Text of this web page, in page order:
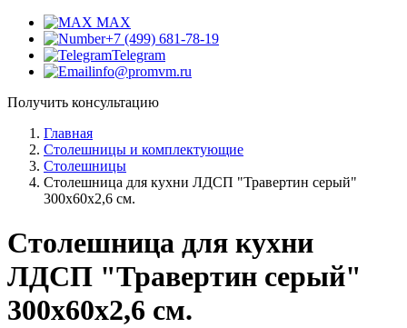
MAX
+7 (499) 681-78-19
Telegram
info@promvm.ru
Получить консультацию
Главная
Столешницы и комплектующие
Столешницы
Столешница для кухни ЛДСП "Травертин серый"
300x60x2,6 см.
Столешница для кухни
ЛДСП "Травертин серый"
300x60x2,6 см.